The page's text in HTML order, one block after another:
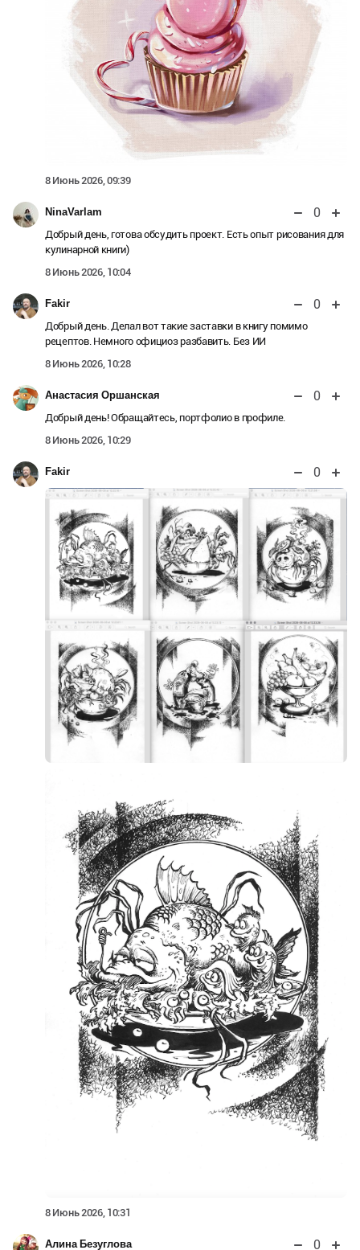
8 Июнь 2026, 09:39
NinaVarlam 0
Добрый день, готова обсудить проект. Есть опыт рисования для
кулинарной книги)
8 Июнь 2026, 10:04
Fakir 0
Добрый день. Делал вот такие заставки в книгу помимо
рецептов. Немного официоз разбавить. Без ИИ
8 Июнь 2026, 10:28
Анастасия Оршанская 0
Добрый день! Обращайтесь, портфолио в профиле.
8 Июнь 2026, 10:29
Fakir 0
8 Июнь 2026, 10:31
Алина Безуглова 0